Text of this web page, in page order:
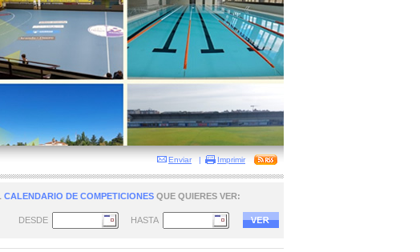
Enviar | Imprimir
CALENDARIO DE COMPETICIONES QUE QUIERES VER:
DESDE HASTA